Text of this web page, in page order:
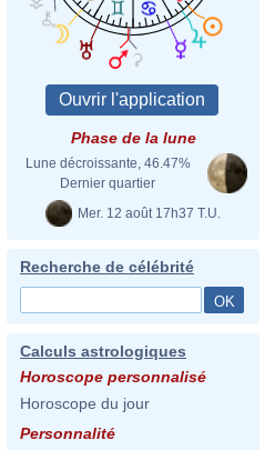
Phase de la lune
Lune décroissante, 46.47%
Dernier quartier
Mer. 12 août 17h37 T.U.
Recherche de célébrité
Calculs astrologiques
Horoscope personnalisé
Horoscope du jour
Personnalité